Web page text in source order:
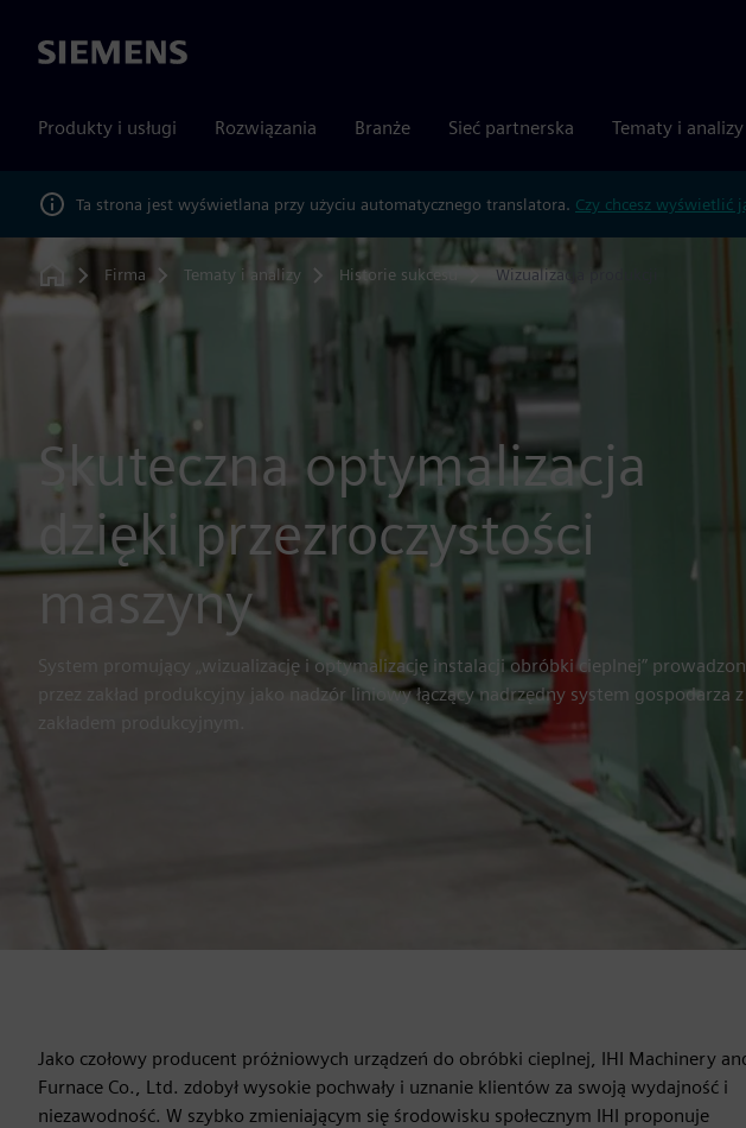
Siemens
Produkty i usługi Rozwiązania Branże Sieć partnerska Tematy i analizy
Ta strona jest wyświetlana przy użyciu automatycznego translatora. Czy chcesz wyświetlić
Home
Firma Tematy i analizy Historie sukcesu Wizualizacja produkcji
Skuteczna optymalizacja
dzięki przezroczystości
maszyny
System promujący „wizualizację i optymalizację instalacji obróbki cieplnej”
przez zakład produkcyjny jako nadzór liniowy łączący nadrzędny system gospodarza z
zakładem produkcyjnym.
Jako czołowy producent próżniowych urządzeń do obróbki cieplnej, IHI Machinery
Furnace Co., Ltd. zdobył wysokie pochwały i uznanie klientów za swoją wydajność i
niezawodność. W szybko zmieniającym się środowisku społecznym IHI proponuje